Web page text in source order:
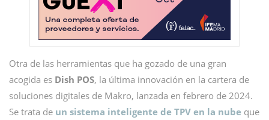
Otra de las herramientas que ha gozado de una gran
acogida es Dish POS, la última innovación en la cartera de
soluciones digitales de Makro, lanzada en febrero de 2024.
Se trata de un sistema inteligente de TPV en la nube que